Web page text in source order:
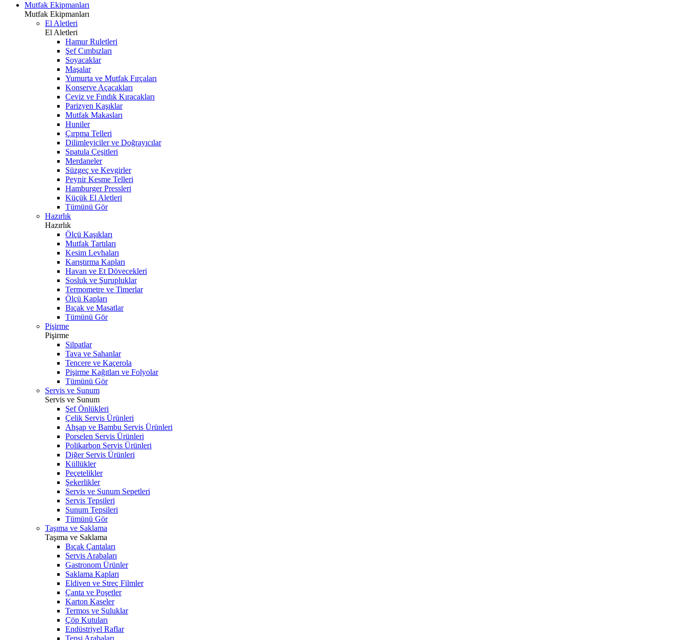
Mutfak Ekipmanları
Mutfak Ekipmanları
El Aletleri
El Aletleri
Hamur Ruletleri
Şef Cımbızları
Soyacaklar
Maşalar
Yumurta ve Mutfak Fırçaları
Konserve Açacakları
Ceviz ve Fındık Kıracakları
Parizyen Kaşıklar
Mutfak Makasları
Huniler
Çırpma Telleri
Dilimleyiciler ve Doğrayıcılar
Spatula Çeşitleri
Merdaneler
Süzgeç ve Kevgirler
Peynir Kesme Telleri
Hamburger Pressleri
Küçük El Aletleri
Tümünü Gör
Hazırlık
Hazırlık
Ölçü Kaşıkları
Mutfak Tartıları
Kesim Levhaları
Karıştırma Kapları
Havan ve Et Dövecekleri
Sosluk ve Şurupluklar
Termometre ve Timerlar
Ölçü Kapları
Bıçak ve Masatlar
Tümünü Gör
Pişirme
Pişirme
Silpatlar
Tava ve Sahanlar
Tencere ve Kaçerola
Pişirme Kağıtları ve Folyolar
Tümünü Gör
Servis ve Sunum
Servis ve Sunum
Şef Önlükleri
Çelik Servis Ürünleri
Ahşap ve Bambu Servis Ürünleri
Porselen Servis Ürünleri
Polikarbon Servis Ürünleri
Diğer Servis Ürünleri
Küllükler
Peçetelikler
Şekerlikler
Servis ve Sunum Sepetleri
Servis Tepsileri
Sunum Tepsileri
Tümünü Gör
Taşıma ve Saklama
Taşıma ve Saklama
Bıçak Çantaları
Servis Arabaları
Gastronom Ürünler
Saklama Kapları
Eldiven ve Streç Filmler
Çanta ve Poşetler
Karton Kaseler
Termos ve Suluklar
Çöp Kutuları
Endüstriyel Raflar
Tepsi Arabaları